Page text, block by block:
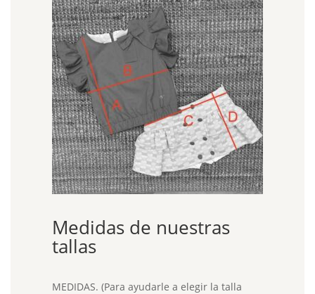
Medidas de nuestras
tallas
MEDIDAS. (Para ayudarle a elegir la talla